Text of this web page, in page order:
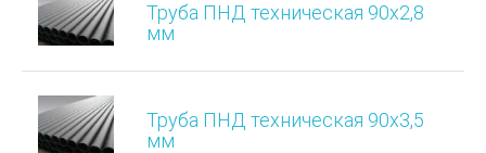
Труба ПНД техническая 90х2,8
мм
Труба ПНД техническая 90х3,5
мм